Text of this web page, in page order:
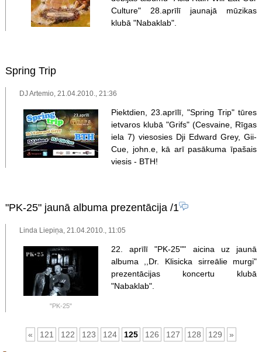
Culture" 28.aprīlī jaunajā mūzikas
klubā "Nabaklab".
Spring Trip
DJ Artemio, 21.04.2010., 21:36
Piektdien, 23.aprīlī, "Spring Trip" tūres
ietvaros klubā "Grifs" (Cesvaine, Rīgas
iela 7) viesosies Dji Edward Grey, Gii-
Cue, john.e, kā arī pasākuma īpašais
viesis - BTH!
"PK-25" jaunā albuma prezentācija/1
Linda Liepiņa, 21.04.2010., 11:05
"PK-25"
22. aprīlī "PK-25"" aicina uz jaunā
albuma ,,Dr. Klisicka sirreālie murgi"
prezentācijas koncertu klubā
"Nabaklab".
« 121 122 123 124 125 126 127 128 129 »